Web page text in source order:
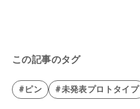
この記事のタグ
#ピン #未発表プロトタイプ